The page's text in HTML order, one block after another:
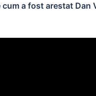
a fost arestat Dan